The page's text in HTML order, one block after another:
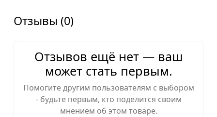
Отзывы (0)
Отзывов ещё нет — ваш
может стать первым.
Помогите другим пользователям с выбором
- будьте первым, кто поделится своим
мнением об этом товаре.